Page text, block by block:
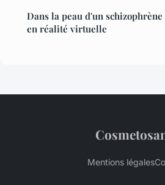
Dans la peau d'un
en réalité virtuelle
Mentions légales